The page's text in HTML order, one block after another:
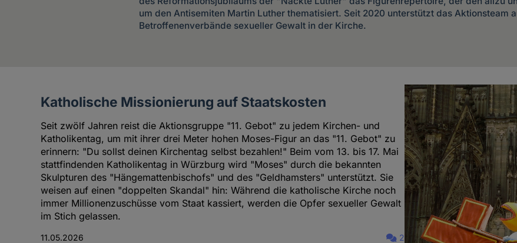
um den Antisemiten Martin Luther thematisiert. Seit 2020 unterstützt das Aktionsteam
Betroffenenverbände sexueller Gewalt in der Kirche.
Artikel
Autoren
Katholische Missionierung auf Staatskosten
Seit zwölf Jahren reist die Aktionsgruppe "11. Gebot" zu jedem Kirchen- und
Katholikentag, um mit ihrer drei Meter hohen Moses-Figur an das "11. Gebot" zu
erinnern: "Du sollst deinen Kirchentag selbst bezahlen!" Beim vom 13. bis 17. Mai
stattfindenden Katholikentag in Würzburg wird "Moses" durch die bekannten
Skulpturen des "Hängemattenbischofs" und des "Geldhamsters" unterstützt. Sie
weisen auf einen "doppelten Skandal" hin: Während die katholische Kirche noch
immer Millionenzuschüsse vom Staat kassiert, werden die Opfer sexueller Gewalt
im Stich gelassen.
11.05.2026 2